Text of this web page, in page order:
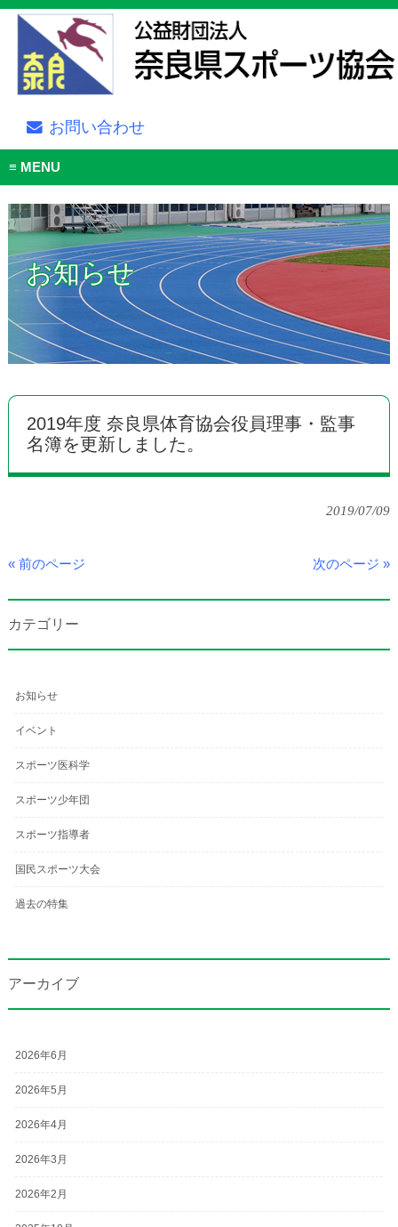
お問い合わせ
MENU
お知らせ
2019年度 奈良県体育協会役員理事・監事
名簿を更新しました。
2019/07/09
« 前のページ 次のページ »
カテゴリー
お知らせ
イベント
スポーツ医科学
スポーツ少年団
スポーツ指導者
国民スポーツ大会
過去の特集
アーカイブ
2026年6月
2026年5月
2026年4月
2026年3月
2026年2月